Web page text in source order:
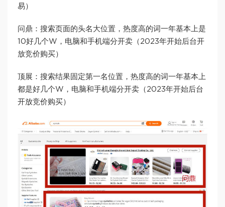
易）
问鼎：搜索页面的头名大位置，热度高的词一年基本上是
10好几个W，电脑和手机端分开卖（2023年开始后台开
放竞价购买）
顶展：搜索结果固定第一名位置，热度高的词一年基本上
都是好几个W，电脑和手机端分开卖（2023年开始后台
开放竞价购买）